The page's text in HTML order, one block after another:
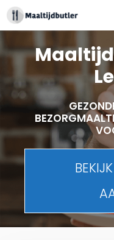
Spring
naar
inhoud